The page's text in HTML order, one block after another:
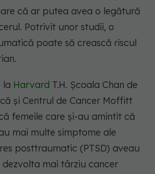
că ar putea avea o legătură
Potrivit unor studii, o
poate să crească riscul
la Harvard T.H. Școala Chan de
și Centrul de Cancer Moffitt
femeile care și-au amintit că
mai multe simptome ale
posttraumatic (PTSD) aveau
dezvolta mai târziu cancer